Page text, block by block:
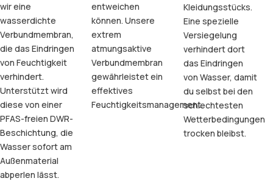
wir eine
wasserdichte
Verbundmembran,
die das Eindringen
von Feuchtigkeit
verhindert.
Unterstützt wird
diese von einer
PFAS-freien DWR-
Beschichtung, die
Wasser sofort am
Außenmaterial
abperlen lässt.
entweichen
können. Unsere
extrem
atmungsaktive
Verbundmembran
gewährleistet ein
effektives
Feuchtigkeitsmanagement.
Kleidungsstücks.
Eine spezielle
Versiegelung
verhindert dort
das Eindringen
von Wasser, damit
du selbst bei den
schlechtesten
Wetterbedingungen
trocken bleibst.